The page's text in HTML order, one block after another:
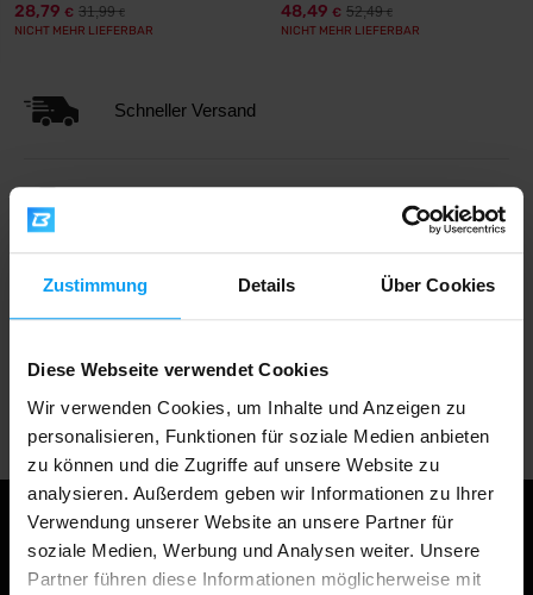
Zustimmung Details Über Cookies
Diese Webseite verwendet Cookies
Wir verwenden Cookies, um Inhalte und Anzeigen zu
personalisieren, Funktionen für soziale Medien anbieten
zu können und die Zugriffe auf unsere Website zu
analysieren. Außerdem geben wir Informationen zu Ihrer
Verwendung unserer Website an unsere Partner für
soziale Medien, Werbung und Analysen weiter. Unsere
Partner führen diese Informationen möglicherweise mit
28,79 € 31,99€
NICHT MEHR LIEFERBAR
48,49 € 52,49€
NICHT MEHR LIEFERBAR
Schneller Versand
1.000.000+ Kunden
Professionelle Kundenbetreuung